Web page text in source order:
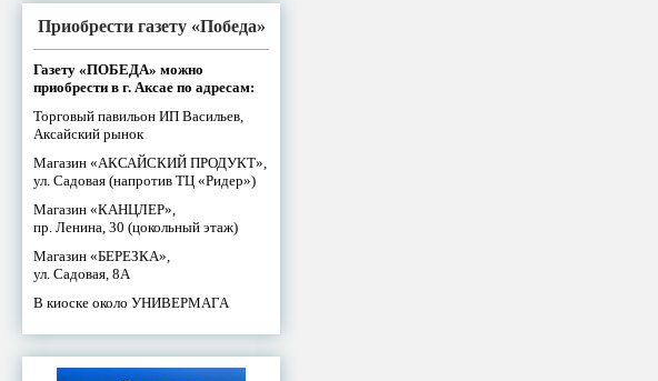
Приобрести газету «Победа»
Газету «ПОБЕДА» можно
приобрести в г. Аксае по адресам:
Торговый павильон ИП Васильев,
Аксайский рынок
Магазин «АКСАЙСКИЙ ПРОДУКТ»,
ул. Садовая (напротив ТЦ «Ридер»)
Магазин «КАНЦЛЕР»,
пр. Ленина, 30 (цокольный этаж)
Магазин «БЕРЕЗКА»,
ул. Садовая, 8А
В киоске около УНИВЕРМАГА